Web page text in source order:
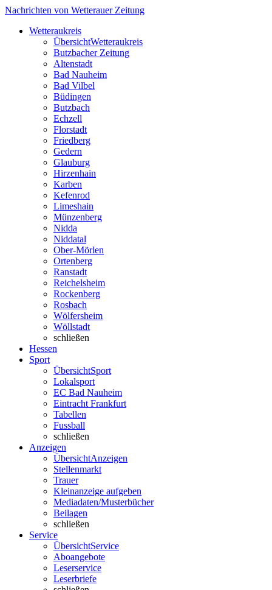
Nachrichten von Wetterauer Zeitung
Wetteraukreis
ÜbersichtWetteraukreis
Butzbacher Zeitung
Altenstadt
Bad Nauheim
Bad Vilbel
Büdingen
Butzbach
Echzell
Florstadt
Friedberg
Gedern
Glauburg
Hirzenhain
Karben
Kefenrod
Limeshain
Münzenberg
Nidda
Niddatal
Ober-Mörlen
Ortenberg
Ranstadt
Reichelsheim
Rockenberg
Rosbach
Wölfersheim
Wöllstadt
schließen
Hessen
Sport
ÜbersichtSport
Lokalsport
EC Bad Nauheim
Eintracht Frankfurt
Tabellen
Fussball
schließen
Anzeigen
ÜbersichtAnzeigen
Stellenmarkt
Trauer
Kleinanzeige aufgeben
Mediadaten/Musterbücher
Beilagen
schließen
Service
ÜbersichtService
Aboangebote
Leserservice
Leserbriefe